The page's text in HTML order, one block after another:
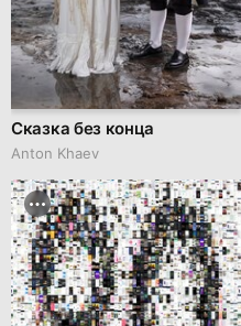
Сказка без конца
Anton Khaev